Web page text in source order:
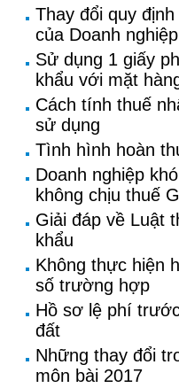
Thay đổi quy
của Doanh nghiệp
Sử dụng 1 giấy
khẩu với mặt
Cách tính thuế
sử dụng
Tình hình hoàn
Doanh nghiệp
không chịu thuế
Giải đáp về Luật
khẩu
Không thực hiện
số trường hợp
Hồ sơ lệ phí
đất
Những thay đổi
môn bài 2017